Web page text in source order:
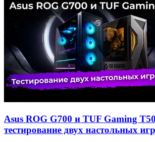
Asus ROG G700 и TUF Gaming
тестирование двух настольных